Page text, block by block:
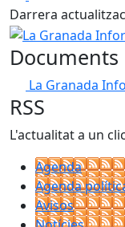
Darrera
La Granada
Documents
La Granada
RSS
L'actualitat a un clic
Agenda
Agenda
Avisos